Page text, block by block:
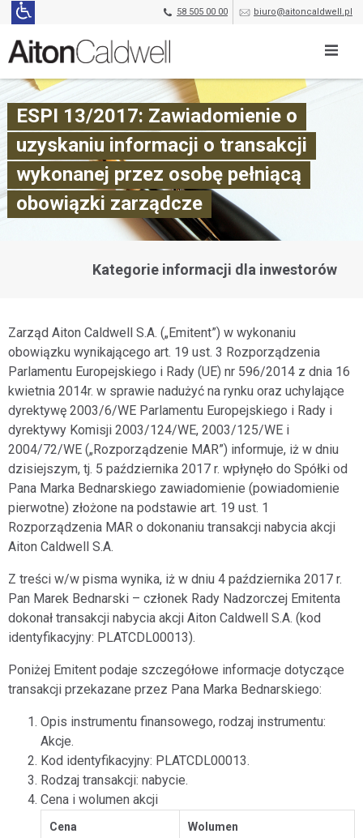
58 505 00 00 biuro@aitoncaldwell.pl
ESPI 13/2017: Zawiadomienie o
uzyskaniu informacji o transakcji
wykonanej przez osobę pełniącą
obowiązki zarządcze
Kategorie informacji dla inwestorów
Zarząd Aiton Caldwell S.A. („Emitent”) w wykonaniu
obowiązku wynikającego art. 19 ust. 3 Rozporządzenia
Parlamentu Europejskiego i Rady (UE) nr 596/2014 z dnia 16
kwietnia 2014r. w sprawie nadużyć na rynku oraz uchylające
dyrektywę 2003/6/WE Parlamentu Europejskiego i Rady i
dyrektywy Komisji 2003/124/WE, 2003/125/WE i
2004/72/WE („Rozporządzenie MAR”) informuje, iż w dniu
dzisiejszym, tj. 5 października 2017 r. wpłynęło do Spółki od
Pana Marka Bednarskiego zawiadomienie (powiadomienie
pierwotne) złożone na podstawie art. 19 ust. 1
Rozporządzenia MAR o dokonaniu transakcji nabycia akcji
Aiton Caldwell S.A.
Z treści w/w pisma wynika, iż w dniu 4 października 2017 r.
Pan Marek Bednarski – członek Rady Nadzorczej Emitenta
dokonał transakcji nabycia akcji Aiton Caldwell S.A. (kod
identyfikacyjny: PLATCDL00013).
Poniżej Emitent podaje szczegółowe informacje dotyczące
transakcji przekazane przez Pana Marka Bednarskiego:
Opis instrumentu finansowego, rodzaj instrumentu:
Akcje.
Kod identyfikacyjny: PLATCDL00013.
Rodzaj transakcji: nabycie.
Cena i wolumen akcji
Cena Wolumen